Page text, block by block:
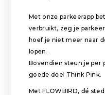
Met onze parkeerapp
verbruikt, zeg je
hoef je niet meer naar
lopen.
Bovendien steun je per
goede doel Think Pink.
Met FLOWBIRD, dé